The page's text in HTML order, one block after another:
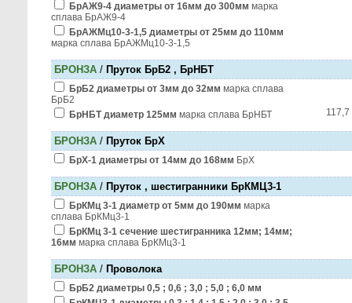
БрАЖ9-4 диаметры от 16мм до 300мм марка
сплава БрАЖ9-4
БрАЖМц10-3-1,5 диаметры от 25мм до 110мм
марка сплава БрАЖМц10-3-1,5
БРОНЗА / Пруток БрБ2 , БрНБТ
БрБ2 диаметры от 3мм до 32мм марка сплава
БрБ2
БрНБТ диаметр 125мм марка сплава БрНБТ 117,7
БРОНЗА / Пруток БрХ
БрХ-1 диаметры от 14мм до 168мм БрХ
БРОНЗА / Пруток , шестигранники БрКМЦ3-1
БрКМц 3-1 диаметр от 5мм до 190мм марка
сплава БрКМц3-1
БрКМц 3-1 сечение шестигранника 12мм; 14мм;
16мм марка сплава БрКМц3-1
БРОНЗА / Проволока
БрБ2 диаметры 0,5 ; 0,6 ; 3,0 ; 5,0 ; 6,0 мм